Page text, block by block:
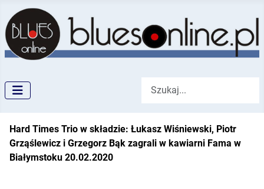
Szukaj
Hard Times Trio w składzie: Łukasz Wiśniewski, Piotr
Grząślewicz i Grzegorz Bąk zagrali w kawiarni Fama w
Białymstoku 20.02.2020